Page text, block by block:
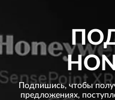
Подпишись, чтобы
предложениях,